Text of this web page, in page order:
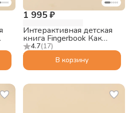
4.7(17)
1 995 ₽
Интерактивная детская
книга Fingerbook Как
звучат сны
В корзину